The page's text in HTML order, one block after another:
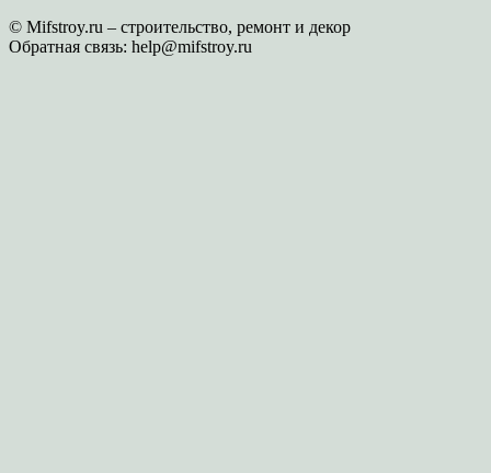
© Mifstroy.ru – строительство, ремонт и декор
Обратная связь: help@mifstroy.ru